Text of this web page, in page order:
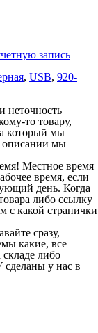
запись
, USB, 920-
неточность
то товару,
который мы
описании мы
Местное время
время, если
день. Когда
либо ссылку
с какой странички
сразу,
какие, все
либо
сделаны у нас в